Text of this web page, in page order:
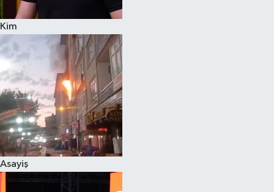
Kim
Asayiş
Kadın
Kim kimdir?
Kültür Sanat
Sağlık
Siyaset
Teknoloji